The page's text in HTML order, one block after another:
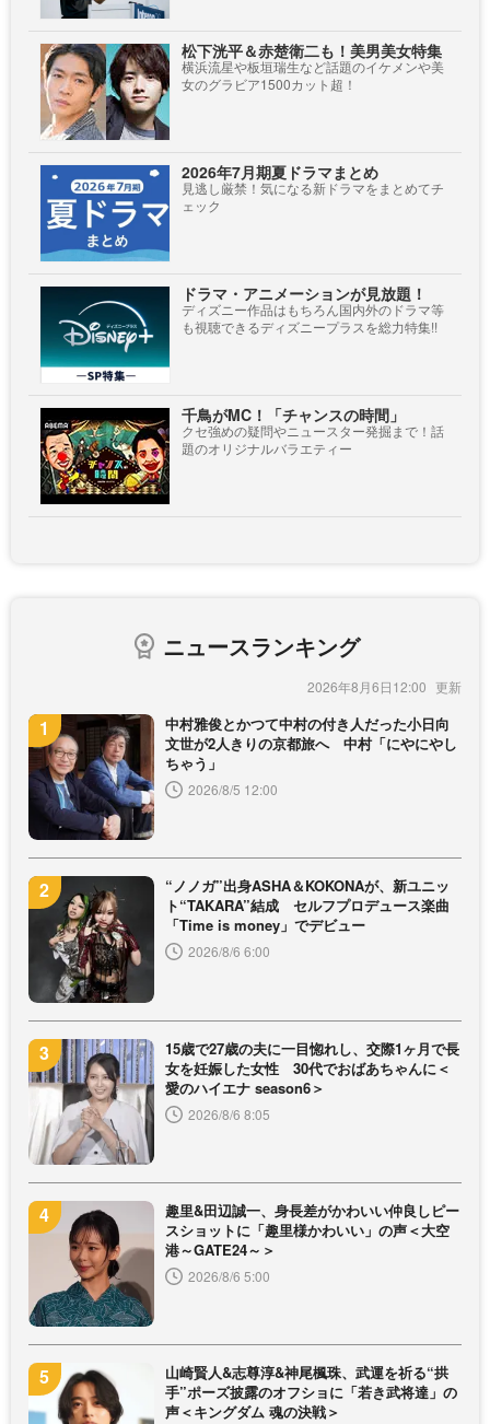
松下洸平＆赤楚衛二も！美男美女特集
横浜流星や板垣瑞生など話題のイケメンや美
女のグラビア1500カット超！
2026年7月期夏ドラマまとめ
見逃し厳禁！気になる新ドラマをまとめてチ
ェック
ドラマ・アニメーションが見放題！
ディズニー作品はもちろん国内外のドラマ等
も視聴できるディズニープラスを総力特集!!
千鳥がMC！「チャンスの時間」
クセ強めの疑問やニュースター発掘まで！話
題のオリジナルバラエティー
ニュースランキング
2026年8月6日12:00
中村雅俊とかつて中村の付き人だった小日向
文世が2人きりの京都旅へ 中村「にやにやし
ちゃう」
2026/8/5 12:00
“ノノガ”出身ASHA＆KOKONAが、新ユニッ
ト“TAKARA”結成 セルフプロデュース楽曲
「Time is money」でデビュー
2026/8/6 6:00
15歳で27歳の夫に一目惚れし、交際1ヶ月で長
女を妊娠した女性 30代でおばあちゃんに＜
愛のハイエナ season6＞
2026/8/6 8:05
趣里&田辺誠一、身長差がかわいい仲良しピー
スショットに「趣里様かわいい」の声＜大空
港～GATE24～＞
2026/8/6 5:00
山崎賢人&志尊淳&神尾楓珠、武運を祈る“拱
手”ポーズ披露のオフショに「若き武将達」の
声＜キングダム 魂の決戦＞